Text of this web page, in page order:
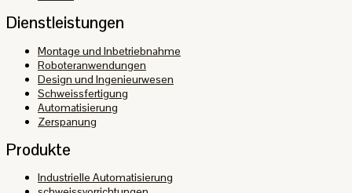
Dienstleistungen
Montage und Inbetriebnahme
Roboteranwendungen
Design und Ingenieurwesen
Schweissfertigung
Automatisierung
Zerspanung
Produkte
Industrielle Automatisierung